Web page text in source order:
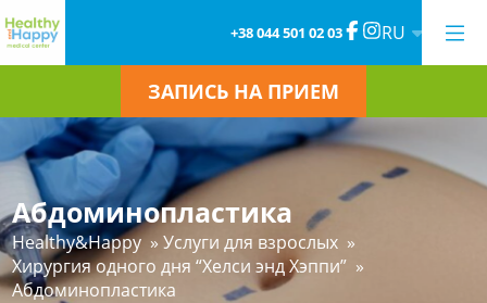
+38 044 501 02 03 RU
ЗАПИСЬ НА ПРИЕМ
Абдоминопластика
Healthy&Happy » Услуги для взрослых »
Хирургия одного дня “Хелси энд Хэппи” »
Абдоминопластика